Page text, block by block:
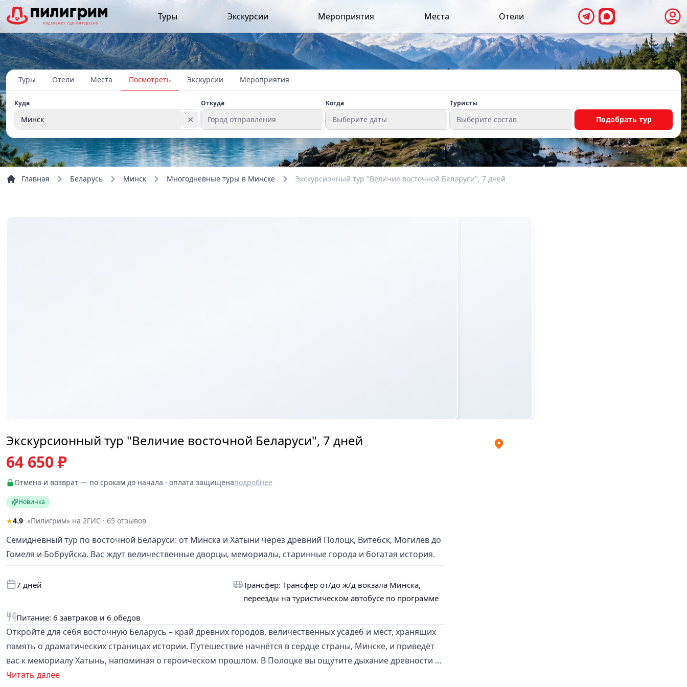
Туры Экскурсии Мероприятия Места Отели
Туры Отели Места Посмотреть Экскурсии Мероприятия
Куда
Минск ✕
Откуда
Город отправления
Когда
Выберите даты
Туристы
Выберите состав Подобрать тур
Главная Беларусь Минск Многодневные туры в Минске Экскурсионный тур "Величие восточной Беларуси", 7 дней
Экскурсионный тур "Величие восточной Беларуси", 7 дней
64 650 ₽
Отмена и возврат — по срокам до начала · оплата защищенаподробнее
Новинка
★4.9· «Пилигрим» на 2ГИС · 65 отзывов
Семидневный тур по восточной Беларуси: от Минска и Хатыни через древний Полоцк, Витебск, Могилёв до
Гомеля и Бобруйска. Вас ждут величественные дворцы, мемориалы, старинные города и богатая история.
7 дней
Трансфер: Трансфер от/до ж/д вокзала Минска,
переезды на туристическом автобусе по программе
Питание: 6 завтраков и 6 обедов
Откройте для себя восточную Беларусь – край древних городов, величественных усадеб и мест, хранящих
память о драматических страницах истории. Путешествие начнётся в сердце страны, Минске, и приведёт
вас к мемориалу Хатынь, напоминая о героическом прошлом. В Полоцке вы ощутите дыхание древности у
стен Софийского собора, а в Витебске вдохновитесь наследием Марка Шагала. Через Оршу и могучий
Читать далее